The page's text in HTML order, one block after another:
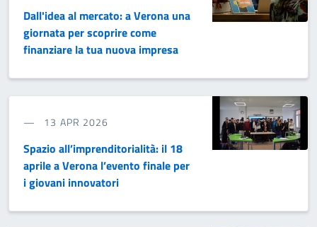
Dall'idea al mercato: a Verona una
giornata per scoprire come
finanziare la tua nuova impresa
13 APR 2026
Spazio all’imprenditorialità: il 18
aprile a Verona l’evento finale per
i giovani innovatori